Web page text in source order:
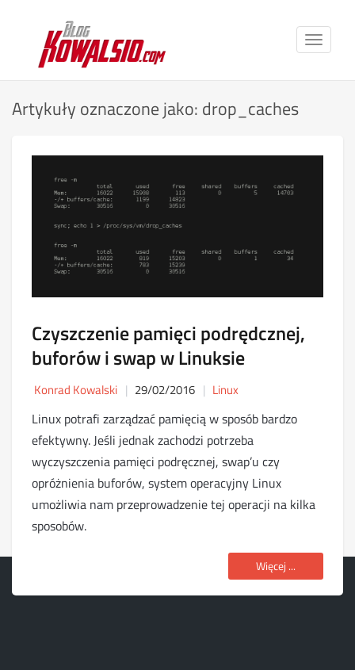
Toggle
Artykuły oznaczone jako: drop_caches
Czyszczenie pamięci podrędcznej,
buforów i swap w Linuksie
Konrad Kowalski 29/02/2016 Linux
Linux potrafi zarządzać pamięcią w sposób bardzo
efektywny. Jeśli jednak zachodzi potrzeba
wyczyszczenia pamięci podręcznej, swap’u czy
opróżnienia buforów, system operacyjny Linux
umożliwia nam przeprowadzenie tej operacji na kilka
sposobów.
Więcej ...